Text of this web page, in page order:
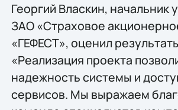
Георгий Власкин, начальник
ЗАО «Страховое
«ГЕФЕСТ», оценил
«Реализация проекта
надежность системы и
сервисов. Мы выражаем